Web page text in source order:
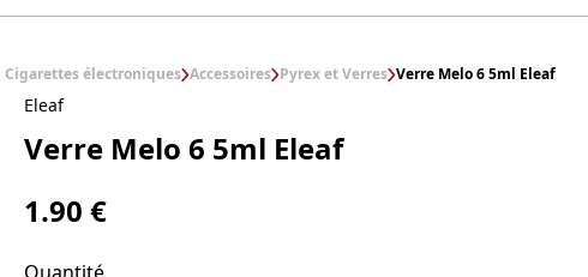
Cigarettes électroniques Accessoires Pyrex et Verres Verre Melo 6 5ml Eleaf
Eleaf
Verre Melo 6 5ml Eleaf
1.90 €